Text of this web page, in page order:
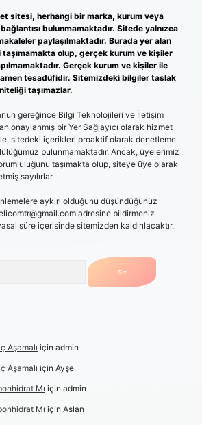
sitesi, herhangi bir marka, kurum veya
bulunmamaktadır. Sitede yalnızca
paylaşılmaktadır. Burada yer alan
olup, gerçek kurum ve kişiler
Gerçek kurum ve kişiler ile
tesadüfidir. Sitemizdeki bilgiler taslak
taşımazlar.
gereğince Bilgi Teknolojileri ve İletişim
onaylanmış bir Yer Sağlayıcı olarak hizmet
sitedeki içerikleri proaktif olarak denetleme
bulunmamaktadır. Ancak, üyelerimiz
taşımakta olup, siteye üye olarak
sayılırlar.
aykırı olduğunu düşündüğünüz
adresine bildirmeniz
süre içerisinde sitemizden kaldırılacaktır.
Aşamalı için admin
Aşamalı için Ayşe
Mı için admin
Mı için Aslan